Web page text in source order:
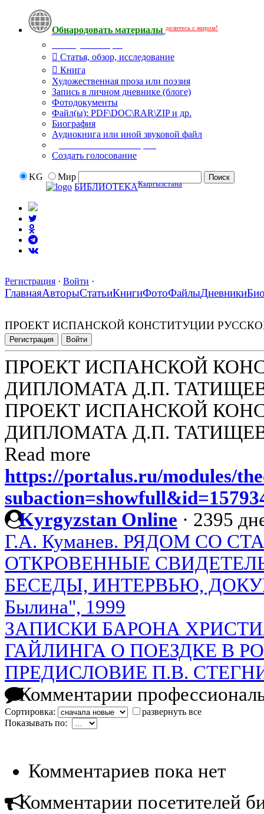
Обнародовать материалы делитесь с миром!
Статья, обзор, исследование
Книга
Художественная проза или поэзия
Запись в личном дневнике (блоге)
Фотодокументы
Файл(ы): PDF\DOC\RAR\ZIP и др.
Биография
Аудиокнига или иной звуковой файл
Создать голосование
KG
Мир
БИБЛИОТЕКАКыргызстана
Регистрация · Войти ·
ГлавнаяАвторыСтатьиКнигиФотоФайлыДневники
ПРОЕКТ ИСПАНСКОЙ КОНСТИТУЦИИ
Регистрация Войти
ПРОЕКТ ИСПАНСКОЙ
ДИПЛОМАТА Д.П.
ПРОЕКТ ИСПАНСКОЙ
ДИПЛОМАТА Д.П.
Read more
https://portalus.ru/modules/
Kyrgyzstan Online · 2395
Г.А. Куманев. РЯДОМ СО
ОТКРОВЕННЫЕ
БЕСЕДЫ, ИНТЕРВЬЮ,
Былина", 1999
ЗАПИСКИ БАРОНА
ГАЙЛИНГА О ПОЕЗДКЕ В
ПРЕДИСЛОВИЕ П.В.
Комментарии
Сортировка:
развернуть все
Показывать по:
Комментариев пока нет
Комментарии посетителей